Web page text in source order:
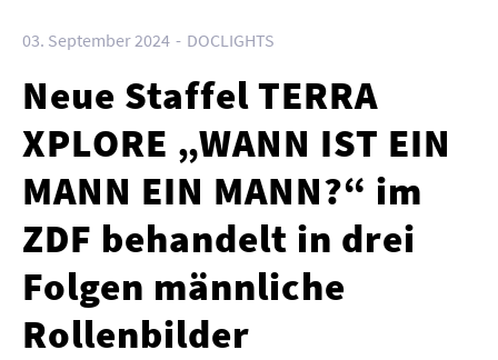
03. September 2024 DOCLIGHTS
Neue Staffel TERRA
XPLORE „WANN IST EIN
MANN EIN MANN?“ im
ZDF behandelt in drei
Folgen männliche
Rollenbilder